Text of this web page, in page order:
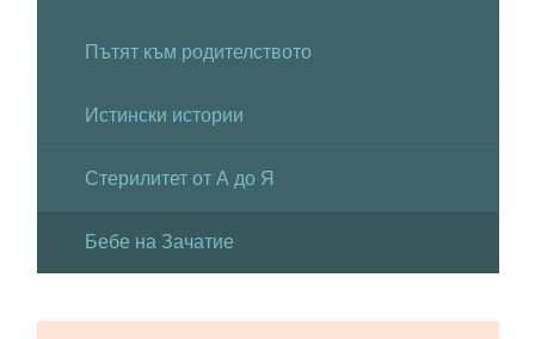
Пътят към родителството
Истински истории
Стерилитет от А до Я
Бебе на Зачатие